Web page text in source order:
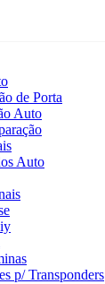
de Porta
Auto
Auto
p/ Transponders